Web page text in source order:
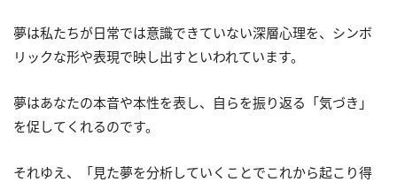
夢は私たちが日常では意識できていない深層心理を、シンボ
リックな形や表現で映し出すといわれています。
夢はあなたの本音や本性を表し、自らを振り返る「気づき」
を促してくれるのです。
それゆえ、「見た夢を分析していくことでこれから起こり得